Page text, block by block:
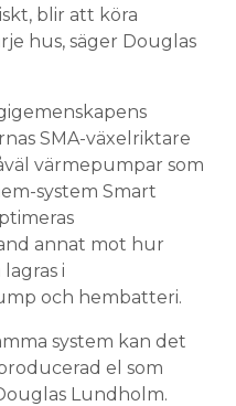
blir att köra
hus, säger Douglas
SMA-växelriktare
värmepumpar som
system Smart
annat mot hur
i
och hembatteri.
system kan det
el som
Lundholm.